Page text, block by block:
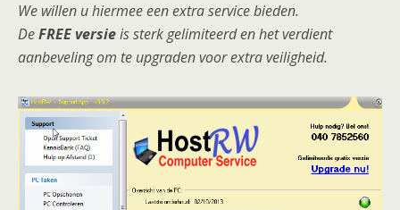
We willen u hiermee een extra service bieden.
DeFREE versieis sterk gelimiteerd en het verdient
aanbeveling om te upgraden voor extra veiligheid.